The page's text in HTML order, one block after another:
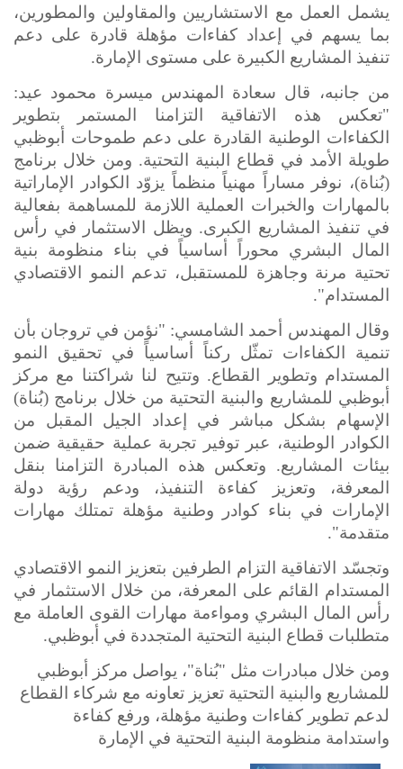
يشمل العمل مع الاستشاريين والمقاولين والمطورين،
بما يسهم في إعداد كفاءات مؤهلة قادرة على دعم
تنفيذ المشاريع الكبيرة على مستوى الإمارة.
من جانبه، قال سعادة المهندس ميسرة محمود عيد:
"تعكس هذه الاتفاقية التزامنا المستمر بتطوير
الكفاءات الوطنية القادرة على دعم طموحات أبوظبي
طويلة الأمد في قطاع البنية التحتية. ومن خلال برنامج
(بُناة)، نوفر مساراً مهنياً منظماً يزوّد الكوادر الإماراتية
بالمهارات والخبرات العملية اللازمة للمساهمة بفعالية
في تنفيذ المشاريع الكبرى. ويظل الاستثمار في رأس
المال البشري محوراً أساسياً في بناء منظومة بنية
تحتية مرنة وجاهزة للمستقبل، تدعم النمو الاقتصادي
المستدام".
وقال المهندس أحمد الشامسي: "نؤمن في تروجان بأن
تنمية الكفاءات تمثّل ركناً أساسياً في تحقيق النمو
المستدام وتطوير القطاع. وتتيح لنا شراكتنا مع مركز
أبوظبي للمشاريع والبنية التحتية من خلال برنامج (بُناة)
الإسهام بشكل مباشر في إعداد الجيل المقبل من
الكوادر الوطنية، عبر توفير تجربة عملية حقيقية ضمن
بيئات المشاريع. وتعكس هذه المبادرة التزامنا بنقل
المعرفة، وتعزيز كفاءة التنفيذ، ودعم رؤية دولة
الإمارات في بناء كوادر وطنية مؤهلة تمتلك مهارات
متقدمة".
وتجسّد الاتفاقية التزام الطرفين بتعزيز النمو الاقتصادي
المستدام القائم على المعرفة، من خلال الاستثمار في
رأس المال البشري ومواءمة مهارات القوى العاملة مع
متطلبات قطاع البنية التحتية المتجددة في أبوظبي.
ومن خلال مبادرات مثل "بُناة"، يواصل مركز أبوظبي
للمشاريع والبنية التحتية تعزيز تعاونه مع شركاء القطاع
لدعم تطوير كفاءات وطنية مؤهلة، ورفع كفاءة
واستدامة منظومة البنية التحتية في الإمارة